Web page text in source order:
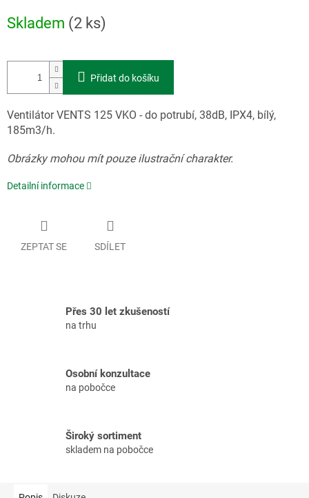
cena:
Skladem (2 ks)
Přidat do košíku
Ventilátor VENTS 125 VKO - do potrubí, 38dB, IPX4, bílý,
185m3/h.
Obrázky mohou mít pouze ilustrační charakter.
Detailní informace
ZEPTAT SE SDÍLET
Přes 30 let zkušeností
na trhu
Osobní konzultace
na pobočce
Široký sortiment
skladem na pobočce